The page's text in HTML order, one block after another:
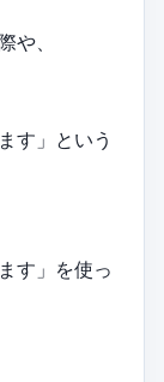
や、
す」という
す」を使っ